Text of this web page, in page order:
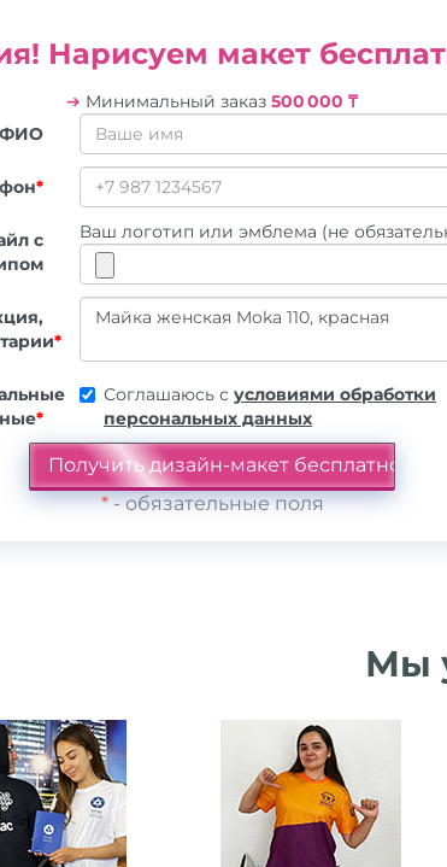
Нарисуем макет
➔ Минимальный заказ 500 000 ₸
ФИО
*
с
Ваш логотип или эмблема (не
*
*
Соглашаюсь с условиями обработки
персональных данных
*- обязательные поля
Мы